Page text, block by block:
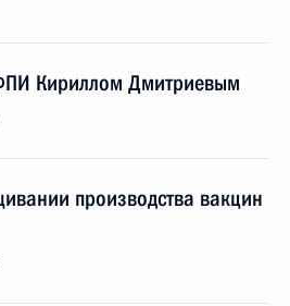
Кириллом Дмитриевым
производства вакцин